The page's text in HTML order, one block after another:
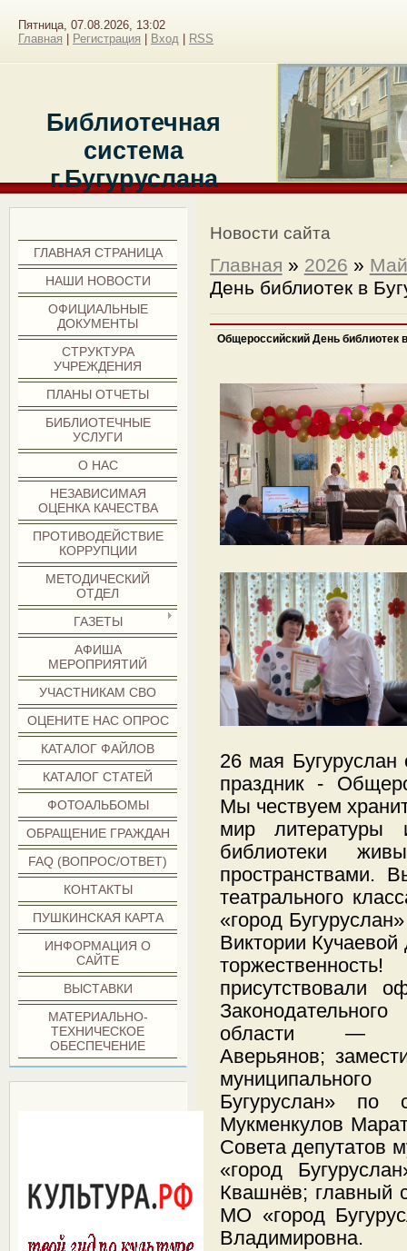
Пятница, 07.08.2026, 13:02
Главная
Регистрация Вход RSS
Библиотечная
система
г.Бугуруслана
ГЛАВНАЯ СТРАНИЦА
НАШИ НОВОСТИ
ОФИЦИАЛЬНЫЕ
ДОКУМЕНТЫ
СТРУКТУРА
УЧРЕЖДЕНИЯ
ПЛАНЫ ОТЧЕТЫ
БИБЛИОТЕЧНЫЕ
УСЛУГИ
О НАС
НЕЗАВИСИМАЯ
ОЦЕНКА КАЧЕСТВА
ПРОТИВОДЕЙСТВИЕ
КОРРУПЦИИ
МЕТОДИЧЕСКИЙ
ОТДЕЛ
ГАЗЕТЫ
АФИША
МЕРОПРИЯТИЙ
УЧАСТНИКАМ СВО
ОЦЕНИТЕ НАС ОПРОС
КАТАЛОГ ФАЙЛОВ
КАТАЛОГ СТАТЕЙ
ФОТОАЛЬБОМЫ
ОБРАЩЕНИЕ ГРАЖДАН
FAQ (ВОПРОС/ОТВЕТ)
КОНТАКТЫ
ПУШКИНСКАЯ КАРТА
ИНФОРМАЦИЯ О
САЙТЕ
ВЫСТАВКИ
МАТЕРИАЛЬНО-
ТЕХНИЧЕСКОЕ
ОБЕСПЕЧЕНИЕ
Новости сайта
Главная » 2026 » Май
День библиотек в
Общероссийский День библиотек
26 мая
праздник -
Мы чествуем
мир
библиотеки
пространствами.
театрального
«город
Виктории
присутствовали
области —
Аверьянов;
Бугуруслан» по
Мукменкулов
Совета депутатов
«город
Квашнёв; главный
МО «город
Владимировна.